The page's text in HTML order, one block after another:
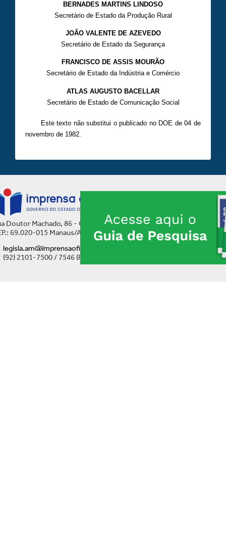
BERNADES MARTINS LINDOSO
Secretário de Estado da Produção Rural
JOÃO VALENTE DE AZEVEDO
Secretário de Estado da Segurança
FRANCISCO DE ASSIS MOURÃO
Secretário de Estado da Indústria e Comércio
ATLAS AUGUSTO BACELLAR
Secretário de Estado de Comunicação Social
Este texto não substitui o publicado no DOE de04 de
novembro de 1982.
Doutor Machado, 86 - Centro
69.020-015 Manaus/AM
legisla.am@imprensaoficial.am.gov.br
(92) 2101-7500 / 7546 (Ramal)